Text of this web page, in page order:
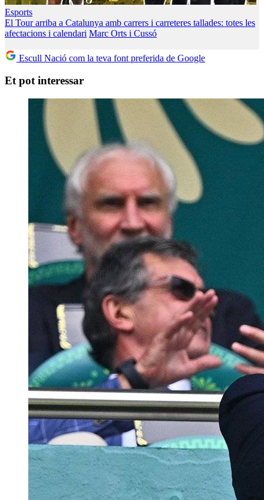
Esports
El Tour arriba a Catalunya amb carrers i carreteres tallades: totes les
afectacions i calendari Marc Orts i Cussó
Escull Nació com la teva font preferida de Google
Et pot interessar